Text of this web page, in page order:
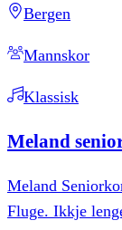
Bergen
Mannskor
Klassisk
Meland
Meland
Fluge. Ikkje